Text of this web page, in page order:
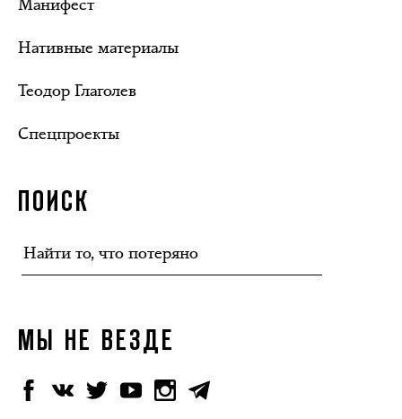
Нативные материалы
Теодор Глаголев
Спецпроекты
ПОИСК
МЫ НЕ ВЕЗДЕ